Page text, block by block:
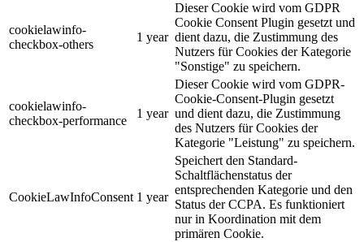
cookielawinfo-
checkbox-others
1 year
Dieser Cookie wird vom GDPR
Cookie Consent Plugin gesetzt und
dient dazu, die Zustimmung des
Nutzers für Cookies der Kategorie
"Sonstige" zu speichern.
cookielawinfo-
checkbox-performance
1 year
Dieser Cookie wird vom GDPR-
Cookie-Consent-Plugin gesetzt
und dient dazu, die Zustimmung
des Nutzers für Cookies der
Kategorie "Leistung" zu speichern.
CookieLawInfoConsent 1 year
Speichert den Standard-
Schaltflächenstatus der
entsprechenden Kategorie und den
Status der CCPA. Es funktioniert
nur in Koordination mit dem
primären Cookie.